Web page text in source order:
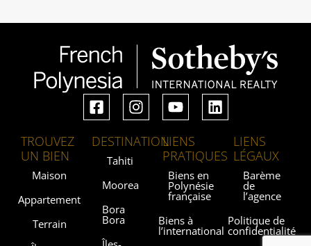
TROUVEZ
UN BIEN
Maison
Appartement
Terrain
DESTINATION
Tahiti
Moorea
Bora
Bora
LIENS
PRATIQUES
Biens en
Polynésie
française
Biens à
l’international
LIENS
LÉGAUX
Barème
de
l’agence
Politique de
confidentialité